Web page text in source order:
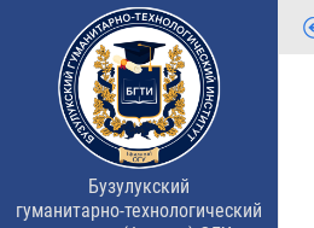
Бузулукский
гуманитарно-технологический